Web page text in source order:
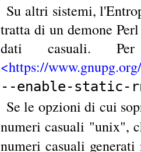
Su altri sistemi,
tratta di un demone
dati casuali.
<https://
--enable-static-
Se le opzioni di cui
numeri casuali "unix",
numeri casuali